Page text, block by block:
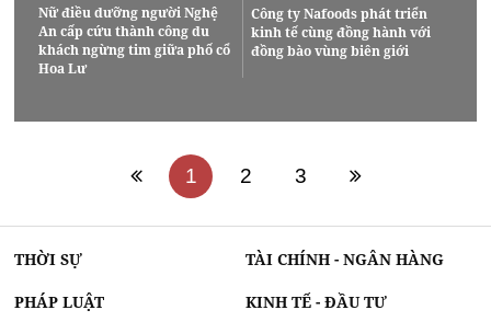
Nữ điều dưỡng người Nghệ
An cấp cứu thành công du
khách ngừng tim giữa phố cổ
Hoa Lư
Công ty Nafoods phát triển
kinh tế cùng đồng hành với
đồng bào vùng biên giới
1 2 3
THỜI SỰ TÀI CHÍNH - NGÂN HÀNG
PHÁP LUẬT KINH TẾ - ĐẦU TƯ